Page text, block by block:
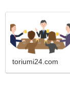
toriumi24.com